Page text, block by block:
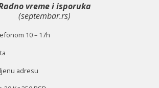
vreme i isporuka
(septembar.rs)
10 – 17h
adresu